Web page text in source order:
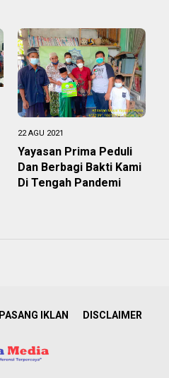
22 AGU 2021
Yayasan Prima Peduli
Dan Berbagi Bakti Kami
Di Tengah Pandemi
PASANG IKLAN DISCLAIMER